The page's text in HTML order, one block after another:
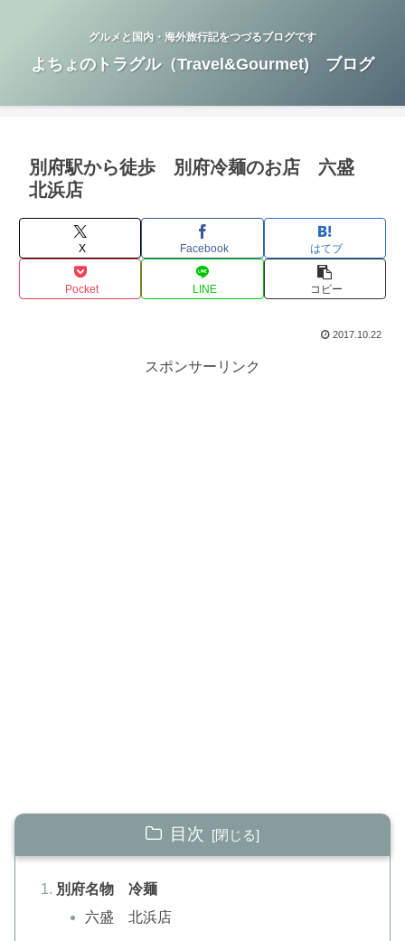
グルメと国内・海外旅行記をつづるブログです
よちょのトラグル（Travel&Gourmet) ブログ
別府駅から徒歩 別府冷麺のお店 六盛
北浜店
X Facebook はてブ
Pocket LINE コピー
2017.10.22
スポンサーリンク
目次
別府名物 冷麺
六盛 北浜店